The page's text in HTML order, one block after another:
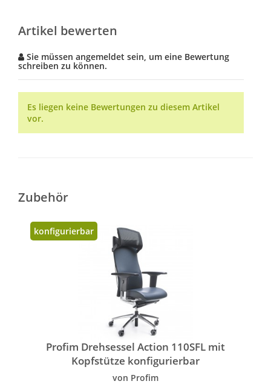
Artikel bewerten
Sie müssen angemeldet sein, um eine Bewertung
schreiben zu können.
Es liegen keine Bewertungen zu diesem Artikel
vor.
Zubehör
Profim Drehsessel Action 110SFL mit
Kopfstütze konfigurierbar
von Profim
konfigurierbar